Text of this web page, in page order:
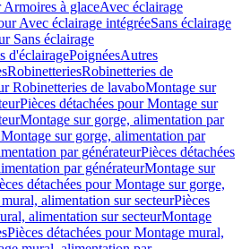
Armoires à glaceAvec éclairage
Avec éclairage intégréeSans éclairage
Sans éclairage
d'éclairagePoignéesAutres
RobinetteriesRobinetteries de
Robinetteries de lavaboMontage sur
Pièces détachées pour Montage sur
Montage sur gorge, alimentation par
sur gorge, alimentation par
par générateurPièces détachées
par générateurMontage sur
détachées pour Montage sur gorge,
alimentation sur secteurPièces
alimentation sur secteurMontage
Pièces détachées pour Montage mural,